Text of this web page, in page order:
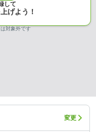
して
げよう！
対象外です
変更